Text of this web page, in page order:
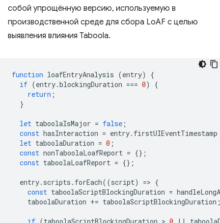
собой упрощённую версию, используемую в
производственной среде для сбора LoAF с целью
выявления влияния Taboola.
function loafEntryAnalysis (entry)
{
if (entry.blockingDuration === 0)
{
return ;
}
let taboolaIsMajor = false ;
const hasInteraction = entry. firstUIEventTimestamp
let taboolaDuration = 0 ;
const nonTaboolaLoafReport = {};
const taboolaLoafReport = {};
entry. scripts . forEach((script) => {
const taboolaScriptBlockingDuration =
taboolaDuration += taboolaScriptBlockingDuration
if (taboolaScriptBlockingDuration > 0 ||